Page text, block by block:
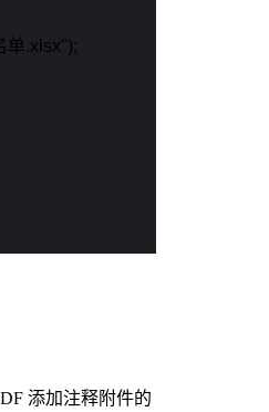
.xlsx");
添加注释附件的